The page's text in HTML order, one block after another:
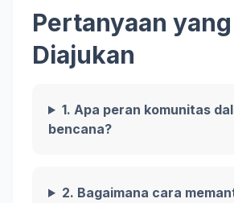
Pertanyaan
Diajukan
1. Apa peran komunitas
bencana?
2. Bagaimana cara